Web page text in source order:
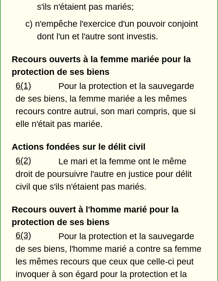
s'ils n'étaient pas mariés;
c) n'empêche l'exercice d'un pouvoir conjoint
dont l'un et l'autre sont investis.
Recours ouverts à la femme mariée pour la
protection de ses biens
6(1)
Pour la protection et la sauvegarde
de ses biens, la femme mariée a les mêmes
recours contre autrui, son mari compris, que si
elle n'était pas mariée.
Actions fondées sur le délit civil
6(2)
Le mari et la femme ont le même
droit de poursuivre l'autre en justice pour délit
civil que s'ils n'étaient pas mariés.
Recours ouvert à l'homme marié pour la
protection de ses biens
6(3)
Pour la protection et la sauvegarde
de ses biens, l'homme marié a contre sa femme
les mêmes recours que ceux que celle-ci peut
invoquer à son égard pour la protection et la